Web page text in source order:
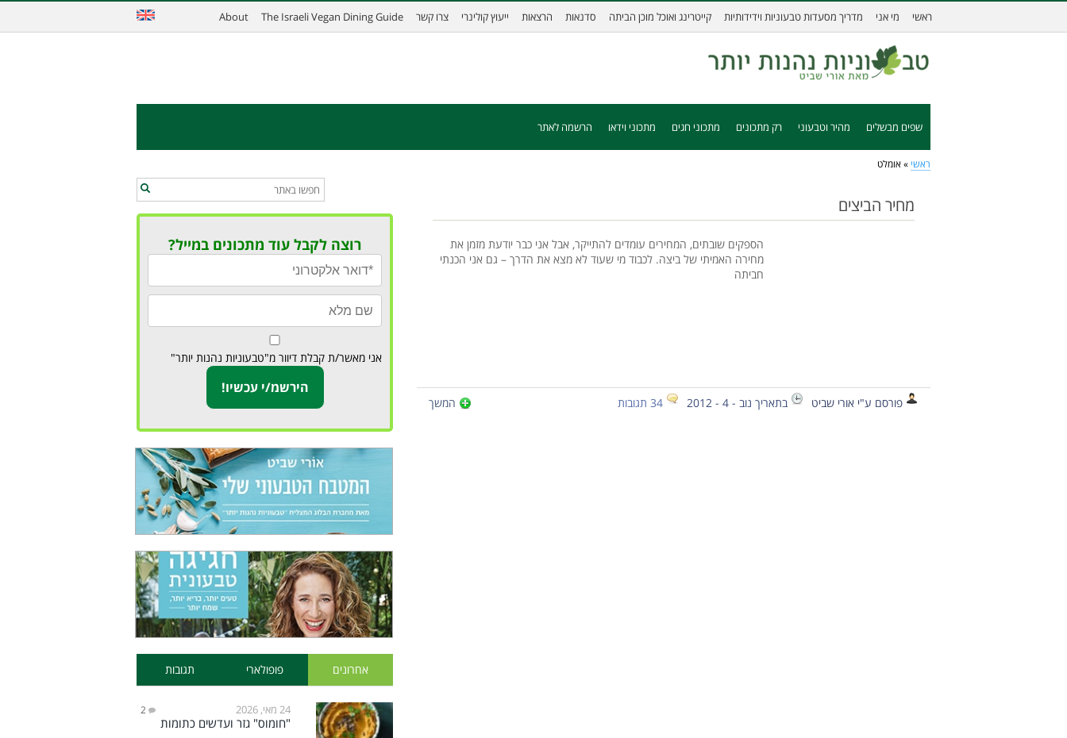
ראשי מי אני מדריך מסעדות טבעוניות וידידותיות קייטרינג ואוכל מוכן הביתה סדנאות הרצאות ייעוץ קולינרי צרו קשר The Israeli Vegan Dining Guide
About
שפים מבשלים מהיר וטבעוני רק מתכונים מתכוני חגים מתכוני וידאו הרשמה לאתר
ראשי » אומלט
מחיר הביצים
הספקים שובתים, המחירים עומדים להתייקר, אבל אני כבר יודעת מזמן את
מחירה האמיתי של ביצה. לכבוד מי שעוד לא מצא את הדרך – גם אני הכנתי
חביתה
פורסם ע"י אורי שביט בתאריך נוב - 4 - 2012 34 תגובות המשך
רוצה לקבל עוד מתכונים במייל?
אני מאשר/ת קבלת דיוור מ"טבעוניות נהנות יותר"
אחרונים פופולארי תגובות
24 מאי, 2026 2
"חומוס" גזר ועדשים כתומות